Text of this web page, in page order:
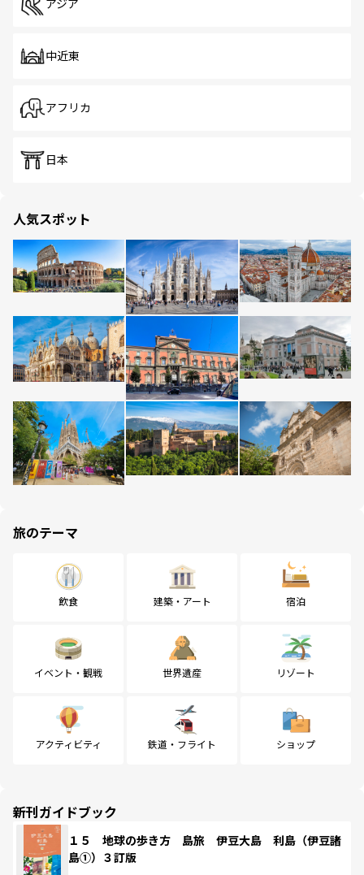
アジア
中近東
アフリカ
日本
人気スポット
旅のテーマ
飲食 建築・アート 宿泊
イベント・観戦 世界遺産 リゾート
アクティビティ 鉄道・フライト ショップ
新刊ガイドブック
１５ 地球の歩き方 島旅 伊豆大島 利島（伊豆諸
島①）３訂版